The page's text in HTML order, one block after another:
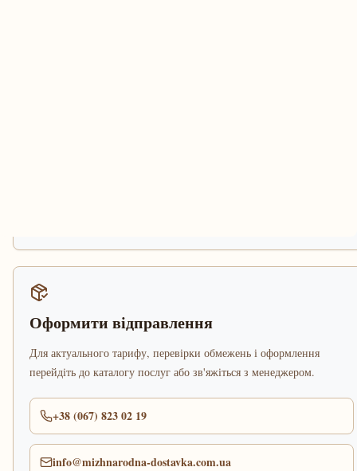
Оформити відправлення
Для актуального тарифу, перевірки обмежень і оформлення
перейдіть до каталогу послуг або зв'яжіться з менеджером.
+38 (067) 823 02 19
info@mizhnarodna-dostavka.com.ua